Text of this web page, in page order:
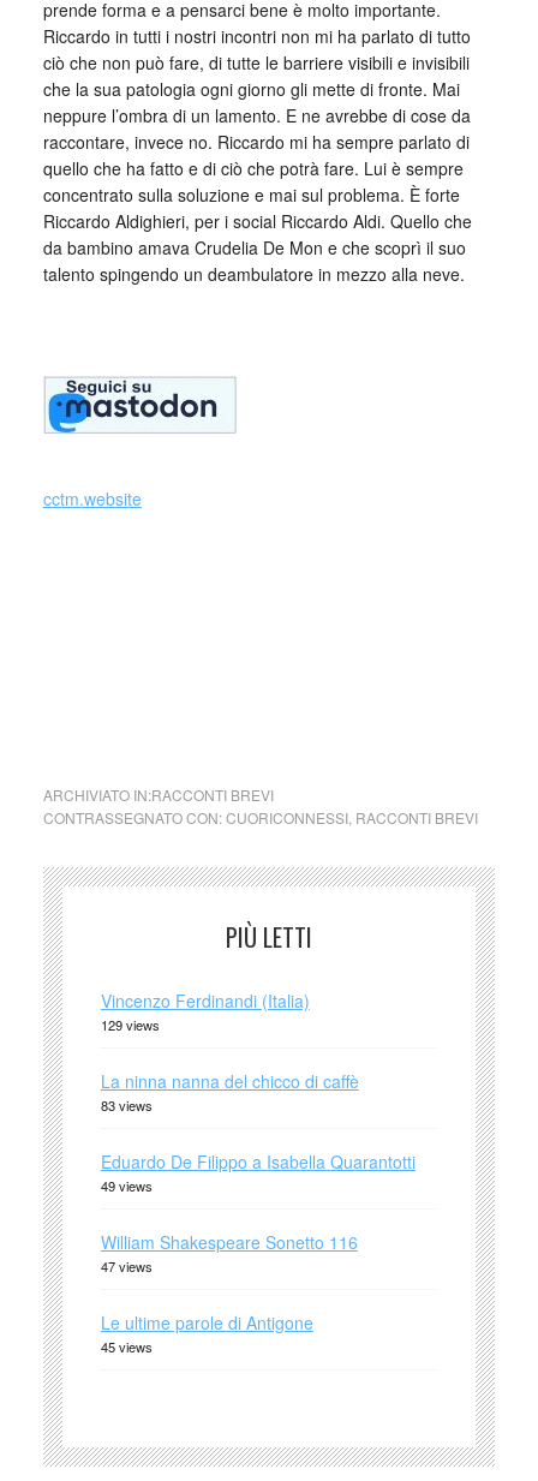
prende forma e a pensarci bene è molto importante.
Riccardo in tutti i nostri incontri non mi ha parlato di tutto
ciò che non può fare, di tutte le barriere visibili e invisibili
che la sua patologia ogni giorno gli mette di fronte. Mai
neppure l’ombra di un lamento. E ne avrebbe di cose da
raccontare, invece no. Riccardo mi ha sempre parlato di
quello che ha fatto e di ciò che potrà fare. Lui è sempre
concentrato sulla soluzione e mai sul problema. È forte
Riccardo Aldighieri, per i social Riccardo Aldi. Quello che
da bambino amava Crudelia De Mon e che scoprì il suo
talento spingendo un deambulatore in mezzo alla neve.
cctm.website
ARCHIVIATO IN:RACCONTI BREVI
CONTRASSEGNATO CON:CUORICONNESSI, RACCONTI BREVI
PIÙ LETTI
Vincenzo Ferdinandi (Italia)
129 views
La ninna nanna del chicco di caffè
83 views
Eduardo De Filippo a Isabella Quarantotti
49 views
William Shakespeare Sonetto 116
47 views
Le ultime parole di Antigone
45 views